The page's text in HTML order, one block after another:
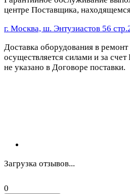
центре Поставщика,
г. Москва, ш. Энтузиастов 56
Доставка оборудования в ремонт
осуществляется силами и за
не указано в Договоре поставки.
Загрузка отзывов...
0